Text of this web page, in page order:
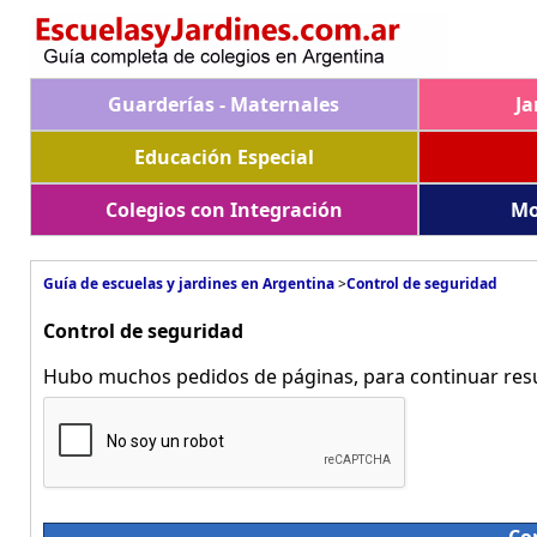
Guarderías - Maternales
Educación Especial
Colegios con Integración
Guía de escuelas y jardines en Argentina>Control de seguridad
Control de seguridad
Hubo muchos pedidos de páginas, para continuar